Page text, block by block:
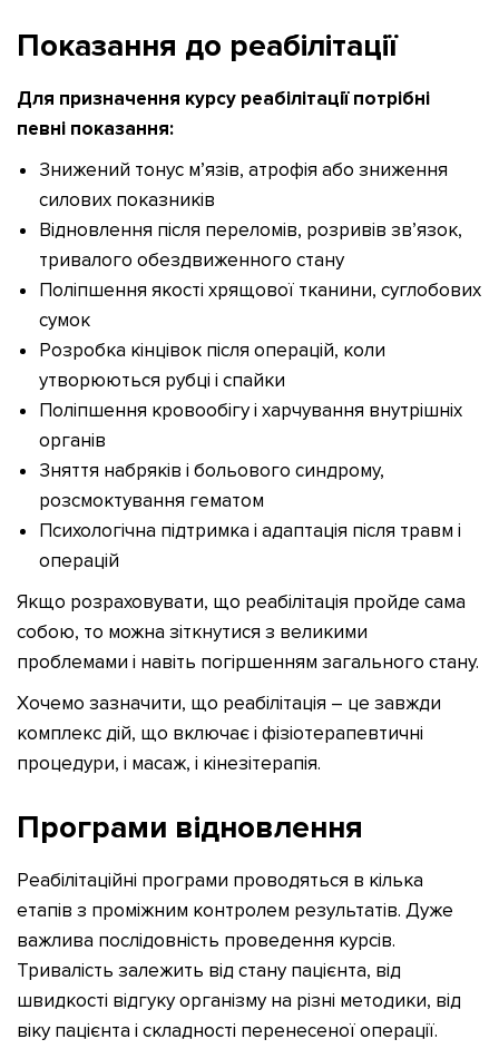
Показання до реабілітації
Для призначення курсу реабілітації потрібні
певні показання:
Знижений тонус м’язів, атрофія або зниження
силових показників
Відновлення після переломів, розривів зв’язок,
тривалого обездвиженного стану
Поліпшення якості хрящової тканини, суглобових
сумок
Розробка кінцівок після операцій, коли
утворюються рубці і спайки
Поліпшення кровообігу і харчування внутрішніх
органів
Зняття набряків і больового синдрому,
розсмоктування гематом
Психологічна підтримка і адаптація після травм і
операцій
Якщо розраховувати, що реабілітація пройде сама
собою, то можна зіткнутися з великими
проблемами і навіть погіршенням загального стану.
Хочемо зазначити, що реабілітація – це завжди
комплекс дій, що включає і фізіотерапевтичні
процедури, і масаж, і кінезітерапія.
Програми відновлення
Реабілітаційні програми проводяться в кілька
етапів з проміжним контролем результатів. Дуже
важлива послідовність проведення курсів.
Тривалість залежить від стану пацієнта, від
швидкості відгуку організму на різні методики, від
віку пацієнта і складності перенесеної операції.